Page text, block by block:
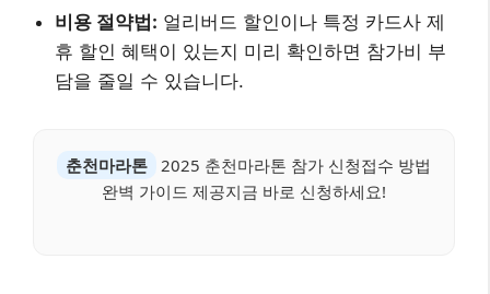
비용 절약법: 얼리버드 할인이나 특정 카드사 제
휴 할인 혜택이 있는지 미리 확인하면 참가비 부
담을 줄일 수 있습니다.
춘천마라톤 2025 춘천마라톤 참가 신청접수 방법
완벽 가이드 제공지금 바로 신청하세요!